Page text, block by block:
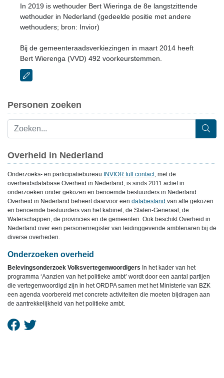
In 2019 is wethouder Bert Wieringa de 8e langstzittende
wethouder in Nederland (gedeelde positie met andere
wethouders; bron: Invior)
Bij de gemeenteraadsverkiezingen in maart 2014 heeft
Bert Wierenga (VVD) 492 voorkeurstemmen.
Personen zoeken
Overheid in Nederland
Onderzoeks- en participatiebureau INVIOR full contact, met de
overheidsdatabase Overheid in Nederland, is sinds 2011 actief in
onderzoeken onder gekozen en benoemde bestuurders in Nederland.
Overheid in Nederland beheert daarvoor een databestand van alle gekozen
en benoemde bestuurders van het kabinet, de Staten-Generaal, de
Waterschappen, de provincies en de gemeenten. Ook beschikt Overheid in
Nederland over een personenregister van leidinggevende ambtenaren bij de
diverse overheden.
Onderzoeken overheid
Belevingsonderzoek Volksvertegenwoordigers In het kader van het
programma ‘Aanzien van het politieke ambt’ wordt door een aantal partijen
die vertegenwoordigd zijn in het ORDPA samen met het Ministerie van BZK
een agenda voorbereid met concrete activiteiten die moeten bijdragen aan
de aantrekkelijkheid van het politieke ambt.